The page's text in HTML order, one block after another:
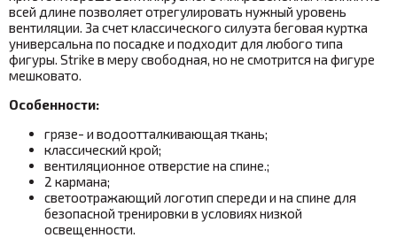
всей длине позволяет отрегулировать нужный уровень
вентиляции. За счет классического силуэта беговая куртка
универсальна по посадке и подходит для любого типа
фигуры. Strike в меру свободная, но не смотрится на фигуре
мешковато.
Особенности:
грязе- и водоотталкивающая ткань;
классический крой;
вентиляционное отверстие на спине.;
2 кармана;
светоотражающий логотип спереди и на спине для
безопасной тренировки в условиях низкой
освещенности.